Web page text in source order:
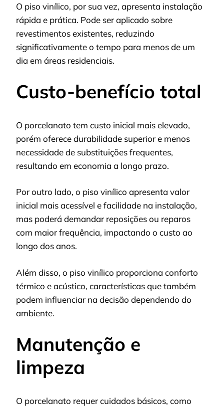
O piso vinílico, por sua vez, apresenta instalação
rápida e prática. Pode ser aplicado sobre
revestimentos existentes, reduzindo
significativamente o tempo para menos de um
dia em áreas residenciais.
Custo-benefício total
O porcelanato tem custo inicial mais elevado,
porém oferece durabilidade superior e menos
necessidade de substituições frequentes,
resultando em economia a longo prazo.
Por outro lado, o piso vinílico apresenta valor
inicial mais acessível e facilidade na instalação,
mas poderá demandar reposições ou reparos
com maior frequência, impactando o custo ao
longo dos anos.
Além disso, o piso vinílico proporciona conforto
térmico e acústico, características que também
podem influenciar na decisão dependendo do
ambiente.
Manutenção e
limpeza
O porcelanato requer cuidados básicos, como